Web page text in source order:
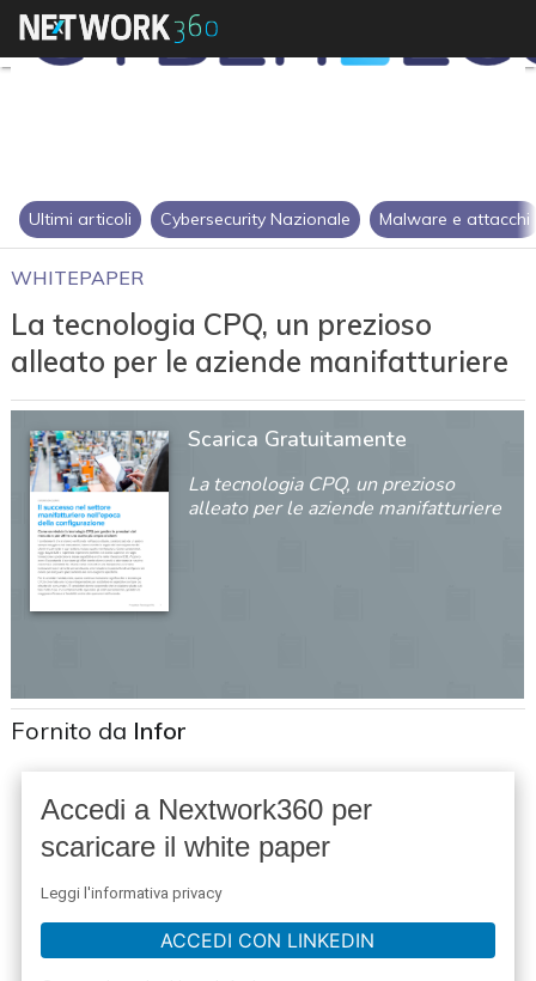
Ultimi articoli Cybersecurity Nazionale Malware e attacchi
WHITEPAPER
La tecnologia CPQ, un prezioso
alleato per le aziende manifatturiere
Scarica Gratuitamente
La tecnologia CPQ, un prezioso
alleato per le aziende manifatturiere
Fornito da Infor
Accedi a Nextwork360 per
scaricare il white paper
Leggi l'informativa privacy
ACCEDI CON LINKEDIN